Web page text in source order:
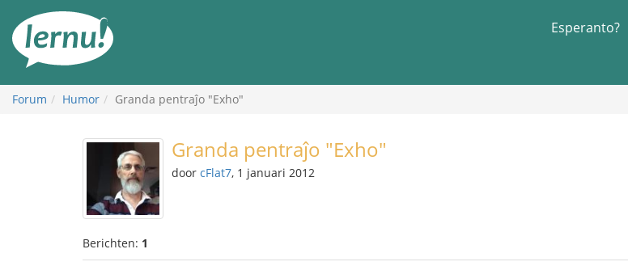
inhoud
Esperanto?
Forum Humor Granda pentraĵo "Exho"
Granda pentraĵo "Exho"
door cFlat7, 1 januari 2012
Berichten: 1